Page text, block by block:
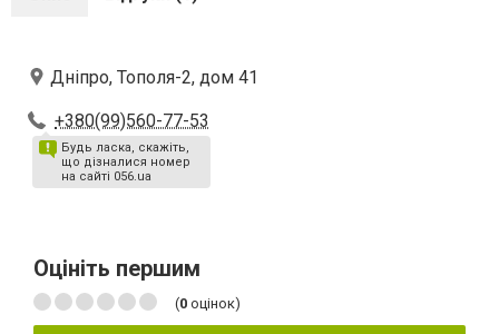
Дніпро, Тополя-2, дом 41
+380(99)560-77-53
Будь ласка, скажіть,
що дізналися номер
на сайті 056.ua
Оцініть першим
(0 оцінок)